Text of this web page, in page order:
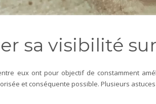
sa visibilité
eux ont pour objectif de constamment
et conséquente possible. Plusieurs